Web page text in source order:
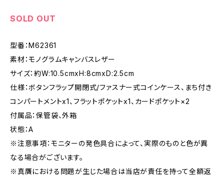
SOLD OUT
型番：M62361
素材：モノグラムキャンバスレザー
サイズ：約W:10.5cmxH:8cmxD:2.5cm
仕様：ボタンフラップ開閉式/ファスナー式コインケース、まち付き
コンパートメントx1、フラットポケットx1、カードポケット×2
付属品：保管袋、外箱
状態：A
※注意事項：モニターの発色具合によって、実際のものと色が異
なる場合がございます。
※真贋における問題が生じた場合は当店が責任を持って全額返